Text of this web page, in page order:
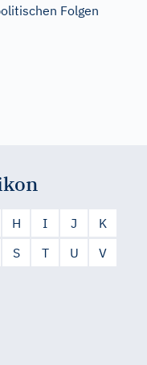
Folgen
H I J
K
S T U
V